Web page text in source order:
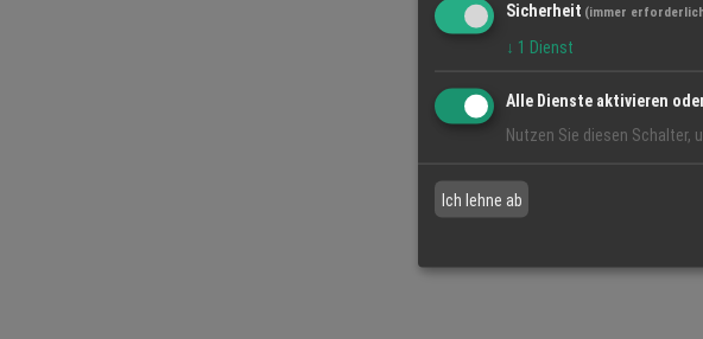
Sicherheit (immer
↓ 1 Dienst
Alle Dienste aktivieren
Nutzen Sie diesen Schalter,
Ich lehne ab